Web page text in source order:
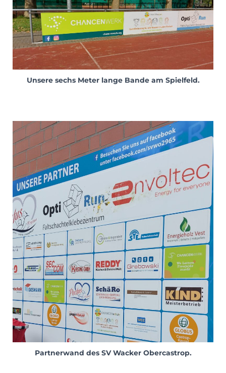
Unsere sechs Meter lange Bande am Spielfeld.
Partnerwand des SV Wacker Obercastrop.